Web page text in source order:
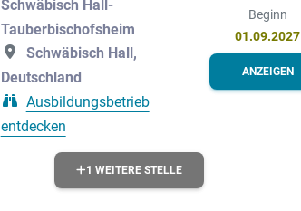
Schwäbisch Hall-
Tauberbischofsheim
Schwäbisch Hall,
Deutschland
Ausbildungsbetrieb
entdecken
Beginn
01.09.2027
ANZEIGEN
1 WEITERE STELLE